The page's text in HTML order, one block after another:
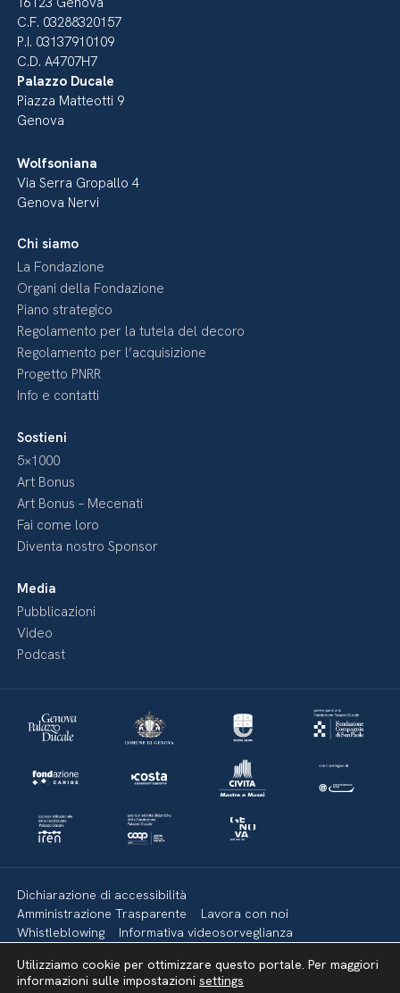
C.F. 03288320157
P.I. 03137910109
C.D. A4707H7
Palazzo Ducale
Piazza Matteotti 9
Genova
Wolfsoniana
Via Serra Gropallo 4
Genova Nervi
Chi siamo
La Fondazione
Organi della Fondazione
Piano strategico
Regolamento per la tutela del decoro
Regolamento per l’acquisizione
Progetto PNRR
Info e contatti
Sostieni
5×1000
Art Bonus
Art Bonus – Mecenati
Fai come loro
Diventa nostro Sponsor
Media
Pubblicazioni
Video
Podcast
Dichiarazione di accessibilità
Amministrazione Trasparente
Lavora con noi
Whistleblowing
Informativa videosorveglianza
Mappa del sito
Utilizziamo cookie per ottimizzare questo portale. Per maggiori
informazioni sulle impostazioni settings